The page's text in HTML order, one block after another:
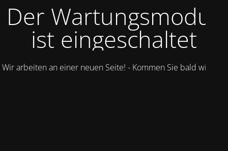
Der Wartungsmodus
ist eingeschaltet
Wir arbeiten an einer neuen Seite! - Kommen Sie bald wieder.